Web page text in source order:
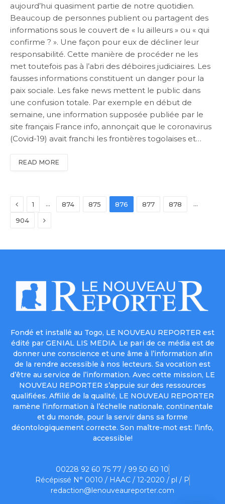
aujourd’hui quasiment partie de notre quotidien.
Beaucoup de personnes publient ou partagent des
informations sous le couvert de « lu ailleurs » ou « qui
confirme ? ». Une façon pour eux de décliner leur
responsabilité. Cette manière de procéder ne les
met toutefois pas à l’abri des déboires judiciaires. Les
fausses informations constituent un danger pour la
paix sociale. Les fake news mettent le public dans
une confusion totale. Par exemple en début de
semaine, une information supposée publiée par le
site français France info, annonçait que le coronavirus
(Covid-19) avait franchi les frontières togolaises et…
READ MORE
Previous
1 … 874 875 876 877 878 …
904 Next
Fondé et installé au Togo, LE NOUVEAU REPORTER est
édité par GENIAL LIS MEDIA. Le pari de ce média est de
donner une conscience et une âme à l’information afin
de la rendre accessible à nos lecteurs. Sa vocation est
d’être au service de l’information. Avec cette mission, LE
NOUVEAU REPORTER s’appuie sur des ressources
qualifiées. Affilié de la qualité, LE NOUVEAU REPORTER
ramène l’information à l’échelle nationale, continentale
et du monde, pour la servir dans sa forme
déontologiquement correcte. Son maître-mot est: l’info,
accessible!
00228 92 60 75 77 / 99 50 60 10
Récépissé N° 0010 / HAAC / 12-2020 / pl / P
redaction@lenouveaureporter.com